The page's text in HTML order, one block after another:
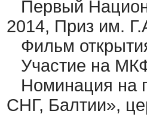
Первый
2014, Приз им.
Фильм
Участие на
Номинация на
СНГ, Балтии»,